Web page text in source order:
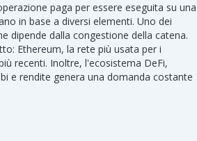
paga per essere eseguita su una
in base a diversi elementi. Uno dei
dipende dalla congestione della catena.
Ethereum, la rete più usata per i
recenti. Inoltre, l'ecosistema DeFi,
e rendite genera una domanda costante